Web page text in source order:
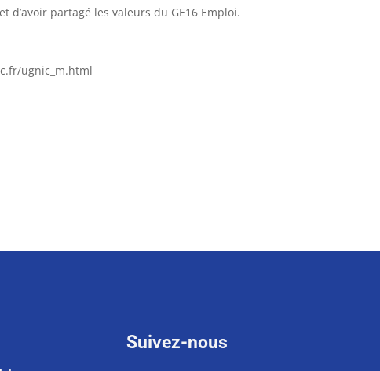
d’avoir partagé les valeurs du GE16 Emploi.
ugnic_m.html
Suivez-nous